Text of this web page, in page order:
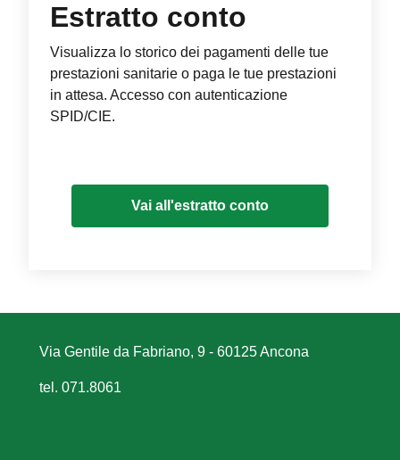
Estratto conto
Visualizza lo storico dei pagamenti delle tue
prestazioni sanitarie o paga le tue prestazioni
in attesa. Accesso con autenticazione
SPID/CIE.
Vai all'estratto conto
Via Gentile da Fabriano, 9 - 60125 Ancona
tel. 071.8061